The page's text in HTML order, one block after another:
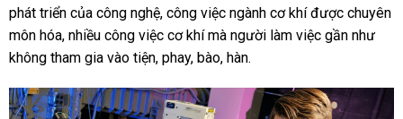
phát triển của công nghệ, công việc ngành cơ khí được chuyên
môn hóa, nhiều công việc cơ khí mà người làm việc gần như
không tham gia vào tiện, phay, bào, hàn.